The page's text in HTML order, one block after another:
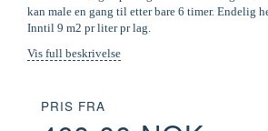
kan male en gang til etter bare 6 timer. Endelig
Inntil 9 m2 pr liter pr lag.
Vis full beskrivelse
PRIS FRA